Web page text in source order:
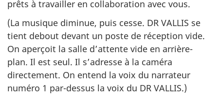
prêts à travailler en collaboration avec vous.
(La musique diminue, puis cesse. DR VALLIS se
tient debout devant un poste de réception vide.
On aperçoit la salle d’attente vide en arrière-
plan. Il est seul. Il s’adresse à la caméra
directement. On entend la voix du narrateur
numéro 1 par-dessus la voix du DR VALLIS.)